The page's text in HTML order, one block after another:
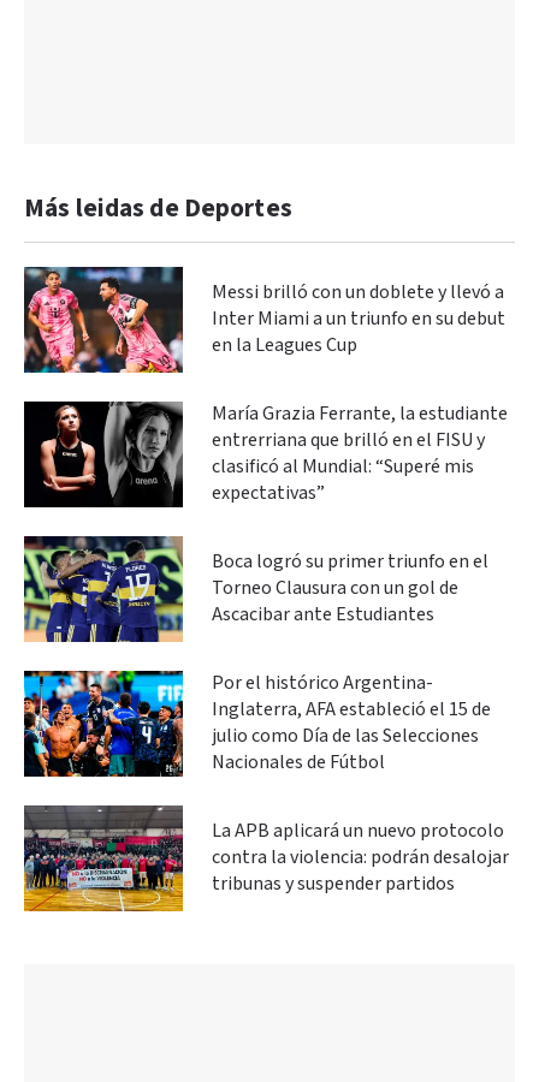
Más leidas de Deportes
Messi brilló con un doblete y llevó a
Inter Miami a un triunfo en su debut
en la Leagues Cup
María Grazia Ferrante, la estudiante
entrerriana que brilló en el FISU y
clasificó al Mundial: “Superé mis
expectativas”
Boca logró su primer triunfo en el
Torneo Clausura con un gol de
Ascacibar ante Estudiantes
Por el histórico Argentina-
Inglaterra, AFA estableció el 15 de
julio como Día de las Selecciones
Nacionales de Fútbol
La APB aplicará un nuevo protocolo
contra la violencia: podrán desalojar
tribunas y suspender partidos